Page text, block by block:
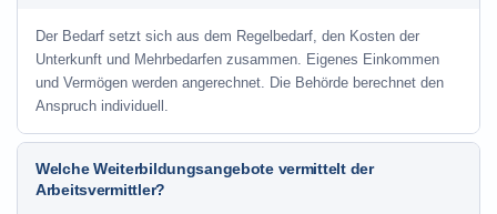
Der Bedarf setzt sich aus dem Regelbedarf, den Kosten der
Unterkunft und Mehrbedarfen zusammen. Eigenes Einkommen
und Vermögen werden angerechnet. Die Behörde berechnet den
Anspruch individuell.
Welche Weiterbildungsangebote vermittelt der
Arbeitsvermittler?